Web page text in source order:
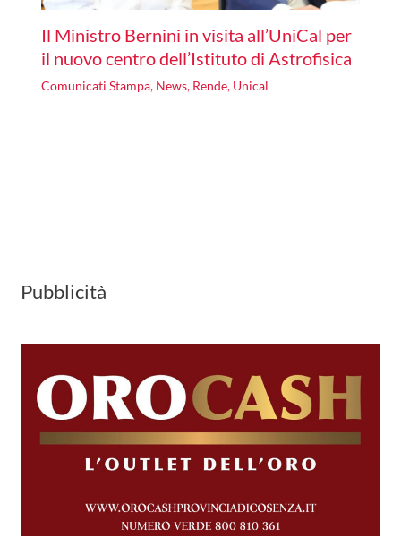
Il Ministro Bernini in visita all’UniCal per
il nuovo centro dell’Istituto di Astrofisica
Comunicati Stampa, News, Rende, Unical
Pubblicità